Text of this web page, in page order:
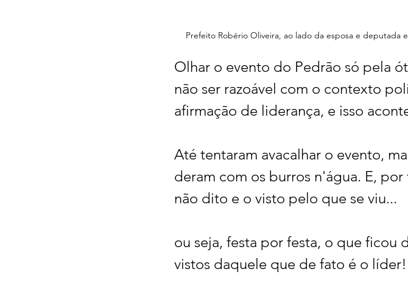
Prefeito Robério Oliveira, ao lado da esposa e deputada
Olhar o evento do Pedrão só pela
não ser razoável com o contexto
afirmação de liderança, e isso
Até tentaram avacalhar o evento,
deram com os burros n'água. E,
não dito e o visto pelo que se viu...
ou seja, festa por festa, o que ficou
vistos daquele que de fato é o líder!